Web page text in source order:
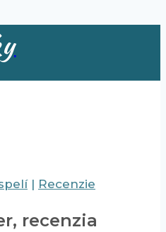
| Recenzie
recenzia